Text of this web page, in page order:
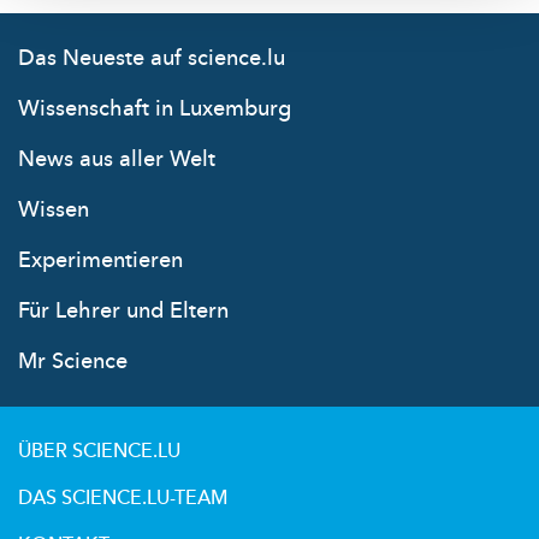
Das Neueste auf science.lu
Wissenschaft in Luxemburg
News aus aller Welt
Wissen
Experimentieren
Für Lehrer und Eltern
Mr Science
ÜBER SCIENCE.LU
DAS SCIENCE.LU-TEAM